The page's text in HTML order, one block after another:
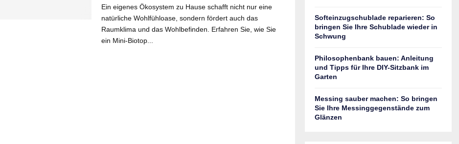
Ein eigenes Ökosystem zu Hause schafft nicht nur eine
natürliche Wohlfühloase, sondern fördert auch das
Raumklima und das Wohlbefinden. Erfahren Sie, wie Sie
ein Mini-Biotop...
Softeinzugschublade reparieren: So
bringen Sie Ihre Schublade wieder in
Schwung
Philosophenbank bauen: Anleitung
und Tipps für Ihre DIY-Sitzbank im
Garten
Messing sauber machen: So bringen
Sie Ihre Messinggegenstände zum
Glänzen